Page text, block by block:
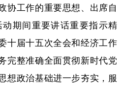
协工作的重要思想、出席自
期间重要讲话重要指示精
十届十五次全会和经济工作
完整准确全面贯彻新时代党
想政治基础进一步夯实，服